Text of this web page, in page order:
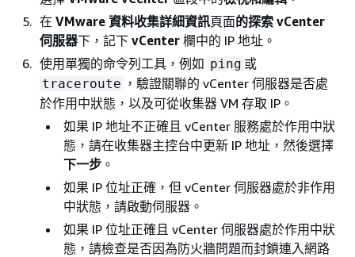
在 VMware 資料收集詳細資訊頁面的探索 vCenter
伺服器下，記下 vCenter 欄中的 IP 地址。
使用單獨的命令列工具，例如 ping 或
traceroute ，驗證關聯的 vCenter 伺服器是否處
於作用中狀態，以及可從收集器 VM 存取 IP。
如果 IP 地址不正確且 vCenter 服務處於作用中狀
態，請在收集器主控台中更新 IP 地址，然後選擇
下一步 。
如果 IP 位址正確，但 vCenter 伺服器處於非作用
中狀態，請啟動伺服器。
如果 IP 位址正確且 vCenter 伺服器處於作用中狀
態，請檢查是否因為防火牆問題而封鎖連入網路